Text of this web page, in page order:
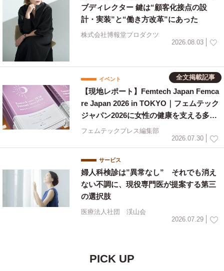
ブディレクター 鍵は“顧客化接点の設
計・実装”と“働き方改革”にあった
株式会社博報堂プロダクツ
2026.08.03
イベント 全文掲載記事
【現地レポート】Femtech Japan Femca
re Japan 2026 in TOKYO｜フェムテック
ジャパン2026に女性の健康を支える多様
な取り組みが集結
フェムテックプレス編集部
2026.07.30
サービス
婦人科検診は”異常なし” それでも消え
ない不調に、現役専門医が提案する第三
の選択肢
医療法人社団 渓山会
2026.07.29
PICK UP